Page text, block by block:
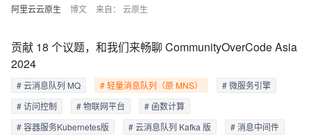
阿里云云原生 博文 来自： 云原生
贡献 18 个议题，和我们来畅聊 CommunityOverCode Asia
2024
# 云消息队列 MQ # 轻量消息队列（原 MNS）
# 微服务引擎
# 访问控制
# 物联网平台
# 函数计算
# 容器服务Kubernetes版
# 云消息队列 Kafka 版
# 消息中间件